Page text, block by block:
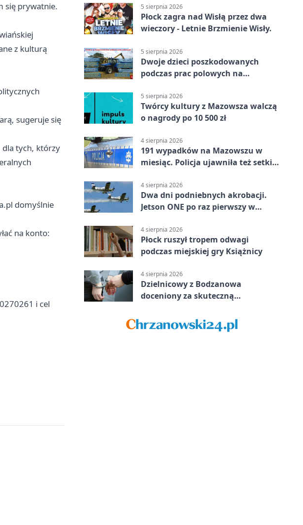
się prywatnie.
z kulturą
sugeruje się
dla tych, którzy
domyślnie
na konto:
i cel
5 sierpnia 2026
Płock zagra nad Wisłą przez dwa
wieczory - Letnie Brzmienie Wisły.
5 sierpnia 2026
Dwoje dzieci poszkodowanych
podczas prac polowych na
5 sierpnia 2026
Twórcy kultury z Mazowsza walczą
o nagrody po 10 500 zł
4 sierpnia 2026
191 wypadków na Mazowszu w
miesiąc. Policja ujawniła też setki
4 sierpnia 2026
Dwa dni podniebnych akrobacji.
Jetson ONE po raz pierwszy w
4 sierpnia 2026
Płock ruszył tropem odwagi
podczas miejskiej gry Książnicy
4 sierpnia 2026
Dzielnicowy z Bodzanowa
doceniony za skuteczną